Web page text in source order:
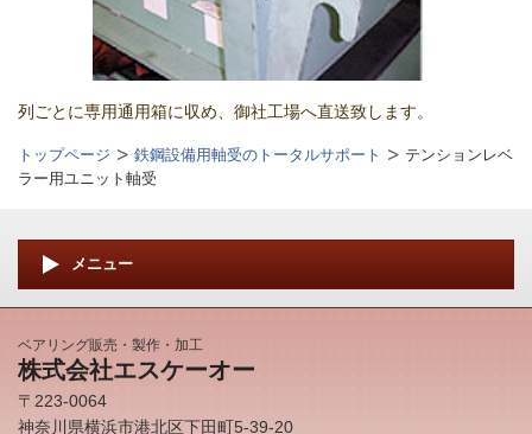
列ごとに専用通用箱に収め、御社工場へ直送致します。
トップページ 鉄鋼設備用軸受のトータルサポート
テンションレベ
ラー用ユニット軸受
メニュー
ベアリング販売・製作・加工
株式会社エスケーオー
〒223-0064
神奈川県横浜市港北区下田町5-39-20